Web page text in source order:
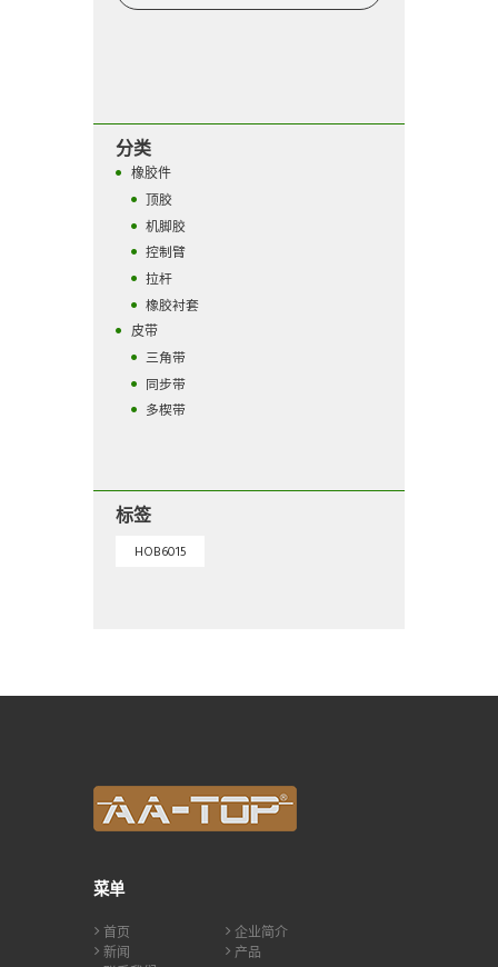
分类
橡胶件
顶胶
机脚胶
控制臂
拉杆
橡胶衬套
皮带
三角带
同步带
多楔带
标签
HOB6015
菜单
首页
企业简介
新闻
产品